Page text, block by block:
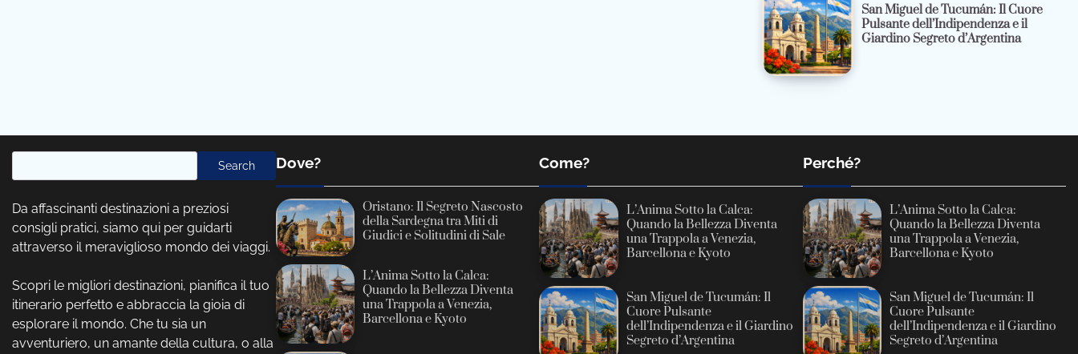
San Miguel de Tucumán: Il Cuore
Pulsante dell’Indipendenza e il
Giardino Segreto d’Argentina
Search
Da affascinanti destinazioni a preziosi
consigli pratici, siamo qui per guidarti
attraverso il meraviglioso mondo dei viaggi.
Scopri le migliori destinazioni, pianifica il tuo
itinerario perfetto e abbraccia la gioia di
esplorare il mondo. Che tu sia un
avventuriero, un amante della cultura, o alla
Dove?
Oristano: Il Segreto Nascosto
della Sardegna tra Miti di
Giudici e Solitudini di Sale
L’Anima Sotto la Calca:
Quando la Bellezza Diventa
una Trappola a Venezia,
Barcellona e Kyoto
Come?
L’Anima Sotto la Calca:
Quando la Bellezza Diventa
una Trappola a Venezia,
Barcellona e Kyoto
San Miguel de Tucumán: Il
Cuore Pulsante
dell’Indipendenza e il Giardino
Segreto d’Argentina
Perché?
L’Anima Sotto la Calca:
Quando la Bellezza Diventa
una Trappola a Venezia,
Barcellona e Kyoto
San Miguel de Tucumán: Il
Cuore Pulsante
dell’Indipendenza e il Giardino
Segreto d’Argentina